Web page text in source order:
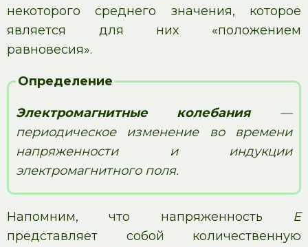
некоторого среднего значения, которое
является для них «положением
равновесия».
Определение
Электромагнитные колебания—
периодическое изменение во времени
напряженности и индукции
электромагнитного поля.
Напомним, что напряженность E
представляет собой количественную